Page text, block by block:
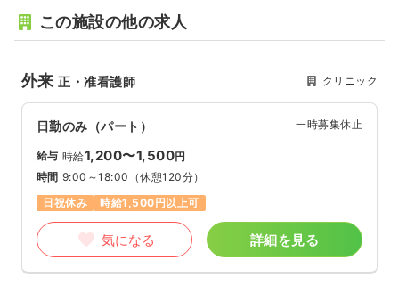
この施設の他の求人
外来正・准看護師 クリニック
日勤のみ（パート） 一時募集休止
給与 時給1,200〜1,500円
時間 9:00～18:00 （休憩120分）
日祝休み
時給1,500円以上可
気になる 詳細を見る